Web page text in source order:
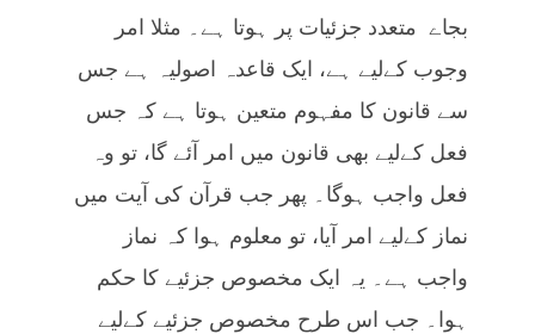
بجاے متعدد جزئیات پر ہوتا ہے۔ مثلا امر
وجوب کےلیے ہے، ایک قاعدہ اصولیہ ہے جس
سے قانون کا مفہوم متعین ہوتا ہے کہ جس
فعل کےلیے بھی قانون میں امر آئے گا، تو وہ
فعل واجب ہوگا۔ پھر جب قرآن کی آیت میں
نماز کےلیے امر آیا، تو معلوم ہوا کہ نماز
واجب ہے۔ یہ ایک مخصوص جزئیے کا حکم
ہوا۔ جب اس طرح مخصوص جزئیے کےلیے